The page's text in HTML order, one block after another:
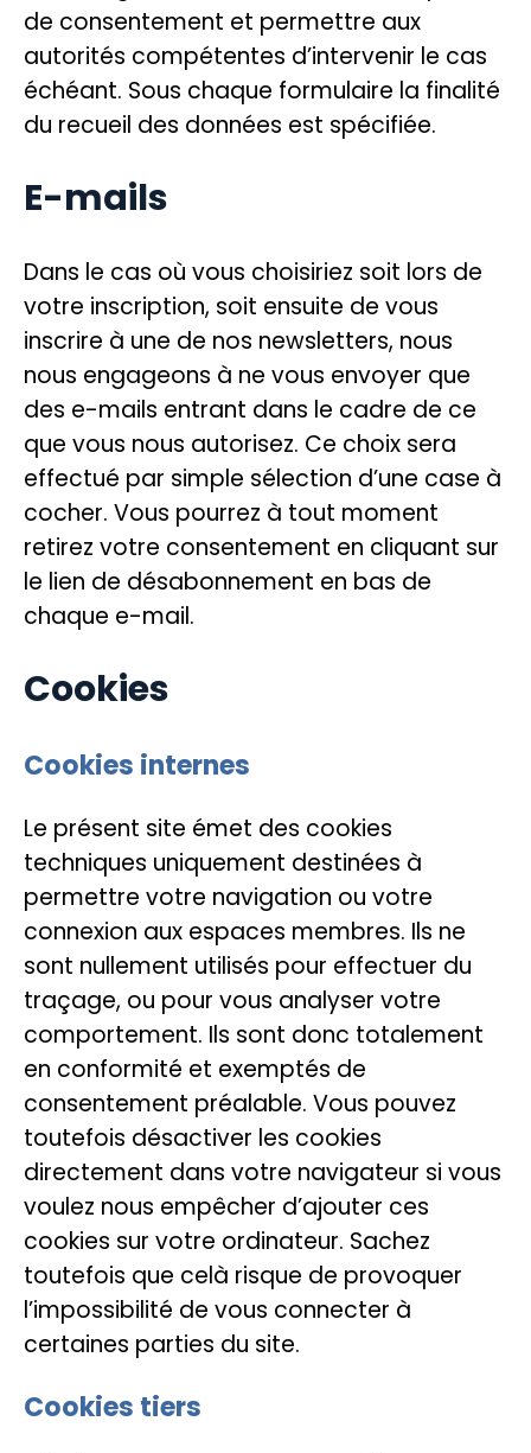
de consentement et permettre aux
autorités compétentes d’intervenir le cas
échéant. Sous chaque formulaire la finalité
du recueil des données est spécifiée.
E-mails
Dans le cas où vous choisiriez soit lors de
votre inscription, soit ensuite de vous
inscrire à une de nos newsletters, nous
nous engageons à ne vous envoyer que
des e-mails entrant dans le cadre de ce
que vous nous autorisez. Ce choix sera
effectué par simple sélection d’une case à
cocher. Vous pourrez à tout moment
retirez votre consentement en cliquant sur
le lien de désabonnement en bas de
chaque e-mail.
Cookies
Cookies internes
Le présent site émet des cookies
techniques uniquement destinées à
permettre votre navigation ou votre
connexion aux espaces membres. Ils ne
sont nullement utilisés pour effectuer du
traçage, ou pour vous analyser votre
comportement. Ils sont donc totalement
en conformité et exemptés de
consentement préalable. Vous pouvez
toutefois désactiver les cookies
directement dans votre navigateur si vous
voulez nous empêcher d’ajouter ces
cookies sur votre ordinateur. Sachez
toutefois que celà risque de provoquer
l’impossibilité de vous connecter à
certaines parties du site.
Cookies tiers